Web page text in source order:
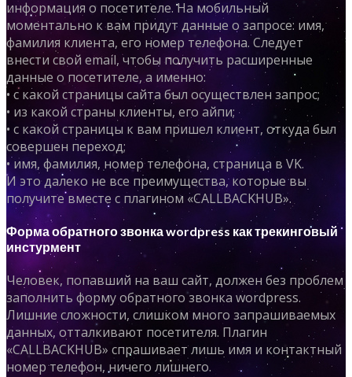
информация о посетителе. На мобильный
моментально к вам придут данные о запросе: имя,
фамилия клиента, его номер телефона. Следует
внести свой email, чтобы получить расширенные
данные о посетителе, а именно:
• с какой страницы сайта был осуществлен запрос;
• из какой страны клиенты, его айпи;
• с какой страницы к вам пришел клиент, откуда был
совершен переход;
• имя, фамилия, номер телефона, страница в VK.
И это далеко не все преимущества, которые вы
получите вместе с плагином «CALLBACKHUB».
Форма обратного звонка wordpress как трекинговый
инстурмент
Человек, попавший на ваш сайт, должен без проблем
заполнить форму обратного звонка wordpress.
Лишние сложности, слишком много запрашиваемых
данных, отталкивают посетителя. Плагин
«CALLBACKHUB» спрашивает лишь имя и контактный
номер телефон, ничего лишнего.